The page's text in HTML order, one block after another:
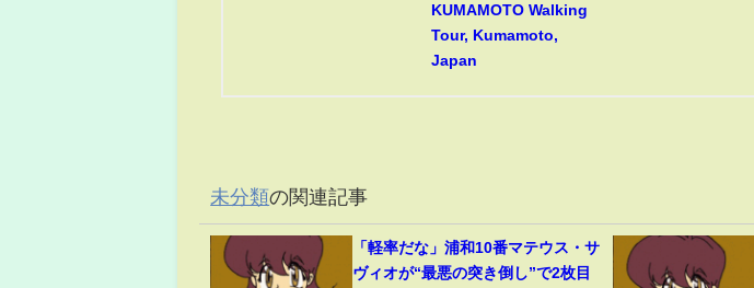
KUMAMOTO Walking
Tour, Kumamoto,
Japan
未分類の関連記事
「軽率だな」浦和10番マテウス・サ
ヴィオが“最悪の突き倒し”で2枚目